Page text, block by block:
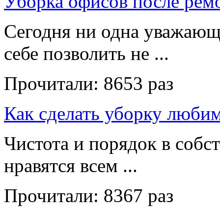
Сегодня ни одна
себе позволить не ...
Прочитали: 8653 раз
Как сделать уборку
Чистота и порядок в
нравятся всем ...
Прочитали: 8367 раз